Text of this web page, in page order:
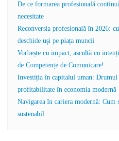
De ce formarea profesională
necesitate
Reconversia profesională în 2026:
deschide uși pe piața muncii
Vorbește cu impact, ascultă cu
de Competențe de Comunicare!
Investiția în capitalul uman:
profitabilitate în economia modernă
Navigarea în cariera modernă: Cum
sustenabil